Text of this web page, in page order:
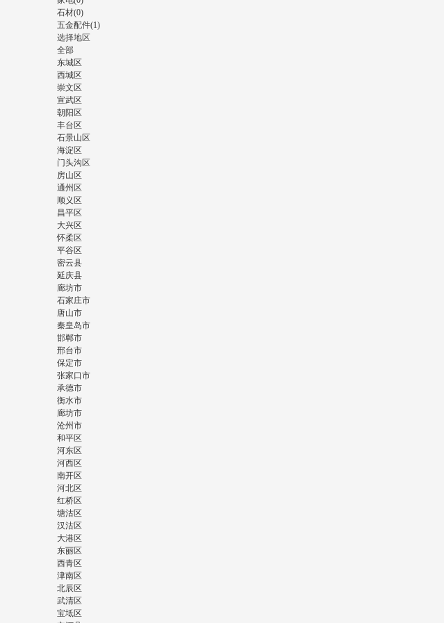
石材(0)
五金配件(1)
选择地区
全部
东城区
西城区
崇文区
宣武区
朝阳区
丰台区
石景山区
海淀区
门头沟区
房山区
通州区
顺义区
昌平区
大兴区
怀柔区
平谷区
密云县
延庆县
廊坊市
石家庄市
唐山市
秦皇岛市
邯郸市
邢台市
保定市
张家口市
承德市
衡水市
廊坊市
沧州市
和平区
河东区
河西区
南开区
河北区
红桥区
塘沽区
汉沽区
大港区
东丽区
西青区
津南区
北辰区
武清区
宝坻区